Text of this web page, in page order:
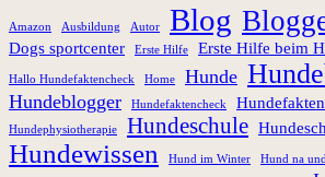
Amazon Ausbildung Autor Blog
Dogs sportcenter
Erste Hilfe Erste Hilfe beim
Hallo Hundefaktencheck Home Hunde
Hundeblogger Hundefaktencheck
Hundephysiotherapie Hundeschule
Hundewissen Hund im Winter
Hund na